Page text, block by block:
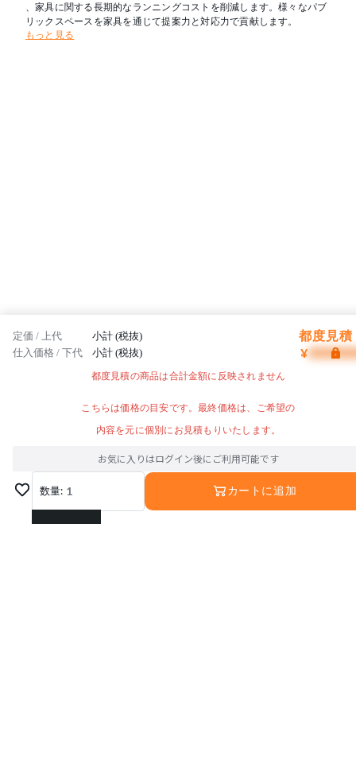
、家具に関する長期的なランニングコストを削減します。様々なパブ
リックスペースを家具を通じて提案力と対応力で貢献します。
もっと見る
定価 / 上代 小計 (税抜) 都度見積
仕入価格 / 下代 小計 (税抜) ¥
都度見積の商品は合計金額に反映されません
こちらは価格の目安です。最終価格は、ご希望の
内容を元に個別にお見積もりいたします。
お気に入りはログイン後にご利用可能です
数量: 1
1
カートに追加